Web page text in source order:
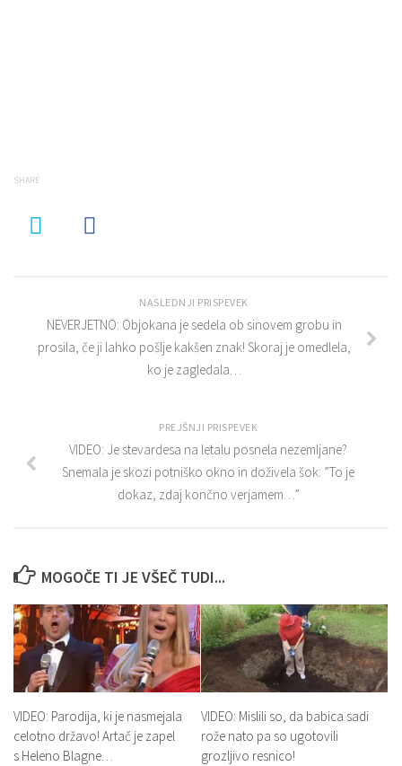
SHARE
NASLEDNJI PRISPEVEK
NEVERJETNO: Objokana je sedela ob sinovem grobu in
prosila, če ji lahko pošlje kakšen znak! Skoraj je omedlela,
ko je zagledala…
PREJŠNJI PRISPEVEK
VIDEO: Je stevardesa na letalu posnela nezemljane?
Snemala je skozi potniško okno in doživela šok: ”To je
dokaz, zdaj končno verjamem…”
MOGOČE TI JE VŠEČ TUDI...
VIDEO: Parodija, ki je nasmejala
celotno državo! Artač je zapel
s Heleno Blagne…
VIDEO: Mislili so, da babica sadi
rože nato pa so ugotovili
grozljivo resnico!